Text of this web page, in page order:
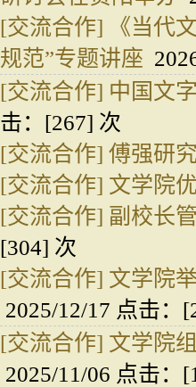
[交流合作]
《当代
规范”专题讲座
[交流合作] 中国文
击：[267] 次
[交流合作] 傅强研
[交流合作] 文学院
[交流合作] 副校长
[304] 次
[交流合作] 文学院
2025/12/17 点击：[
[交流合作] 文学院
2025/11/06 点击：[